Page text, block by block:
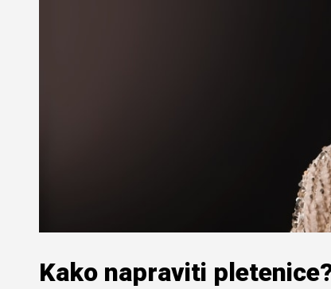
Kako napraviti